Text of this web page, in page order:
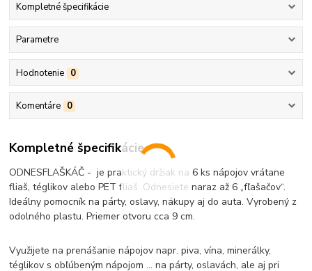
Kompletné špecifikácie
Parametre
Hodnotenie 0
Komentáre 0
Kompletné špecifikácie
ODNESFLAŠKÁČ - je praktický držiak na 6 ks nápojov vrátane
fliaš, téglikov alebo PET fliaš. Odnesiete naraz až 6 „fľašačov“.
Ideálny pomocník na párty, oslavy, nákupy aj do auta. Vyrobený z
odolného plastu. Priemer otvoru cca 9 cm.
Využijete na prenášanie nápojov napr. piva, vína, minerálky,
téglikov s obľúbeným nápojom ... na párty, oslavách, ale aj pri